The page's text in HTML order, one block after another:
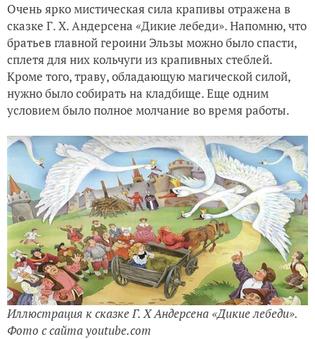
Очень ярко мистическая сила крапивы отражена в
сказке Г. Х. Андерсена «Дикие лебеди». Напомню, что
братьев главной героини Эльзы можно было спасти,
сплетя для них кольчуги из крапивных стеблей.
Кроме того, траву, обладающую магической силой,
нужно было собирать на кладбище. Еще одним
условием было полное молчание во время работы.
Иллюстрация к сказке Г. Х Андерсена «Дикие лебеди».
Фото с сайта youtube.com